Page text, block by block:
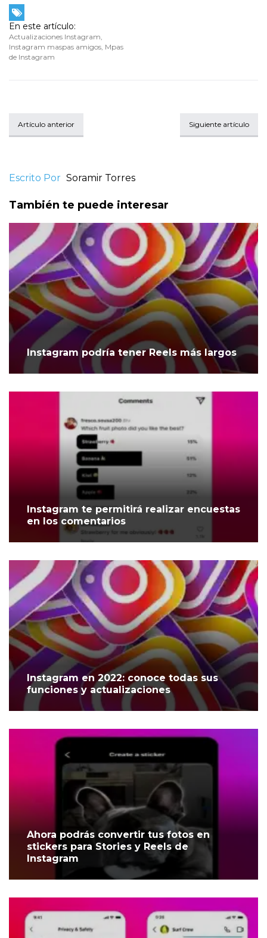
En este artículo:
Actualizaciones Instagram,
Instagram maspas amigos, Mpas
de Instagram
Artículo anterior Siguiente artículo
Escrito Por Soramir Torres
También te puede interesar
Instagram podría tener Reels más largos
Instagram te permitirá realizar encuestas
en los comentarios
Instagram en 2022: conoce todas sus
funciones y actualizaciones
Ahora podrás convertir tus fotos en
stickers para Stories y Reels de
Instagram